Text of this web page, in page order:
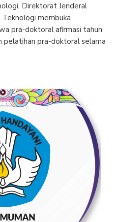
Direktorat Jenderal
Teknologi membuka
pra-doktoral afirmasi tahun
pelatihan pra-doktoral selama